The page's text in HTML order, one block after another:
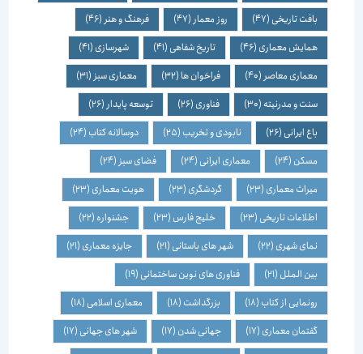
بافت تاریخی(47) روز معمار(47) فرهنگ و هنر(46)
همایش معماری(46) تاریخ شفاهی(41) شهرسازی(41)
معماری معاصر(40) فراخوان ها(32) معماری سبز(31)
سنت و مدرنیته(30) فناوری(26) توسعه پایدار(26)
باغ ایرانی(26) نابودی و تخریب(25) دوسالانه کتاب(24)
مسکن(24) معماری ایرانی(24) فضای سبز(24)
میراث معماری(23) گردشگری(23) هویت معماری(23)
اطلاعات تاریخی(23) خلیج فارس(23) جشنواره(22)
نمای شهری(22) شهر های باستانی(21) جایزه معماری(21)
بین الملل(21) فناوری های نوین ساختمانی(19)
رونمایی از کتاب(18) بزرگداشت(18) معماری اسلامی(18)
گفتمان معماری(17) جهانی شدن(17) شهر های جهانی(17)